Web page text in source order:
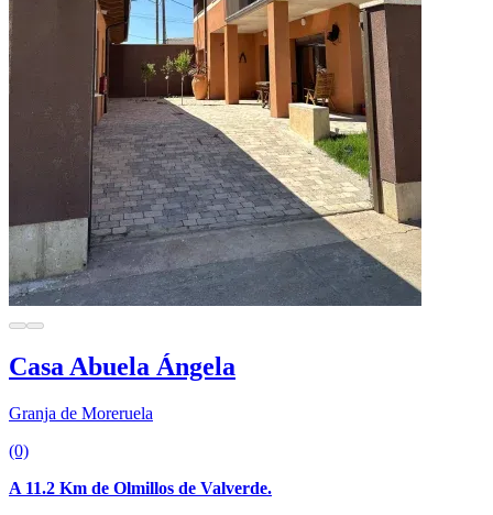
Casa Abuela Ángela
Granja de Moreruela
(0)
A 11.2 Km de Olmillos de Valverde.